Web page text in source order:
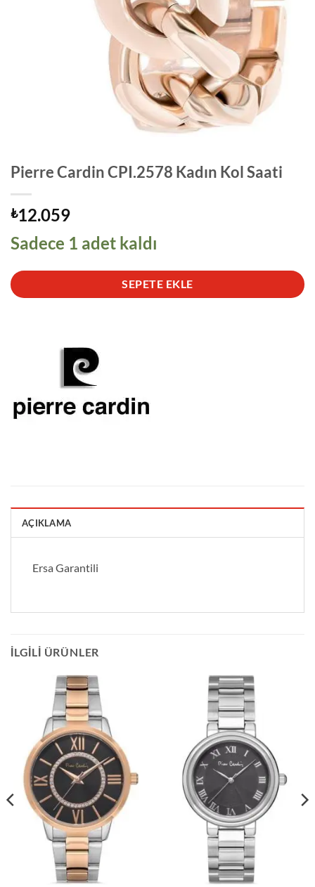
Pierre Cardin CPI.2578 Kadın Kol Saati
₺12.059
Sadece 1 adet kaldı
SEPETE EKLE
AÇIKLAMA
Ersa Garantili
İLGILI ÜRÜNLER